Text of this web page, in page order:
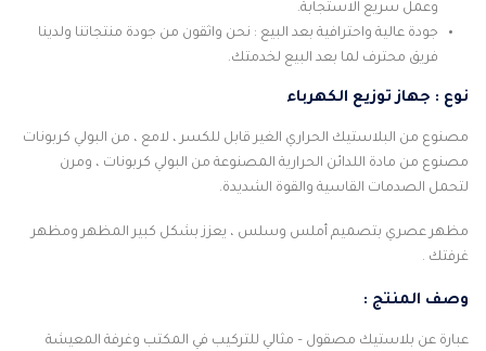
وعمل سريع الاستجابة.
جودة عالية واحترافية بعد البيع : نحن واثقون من جودة منتجاتنا ولدينا
فريق محترف لما بعد البيع لخدمتك.
نوع : جهاز توزيع الكهرباء
مصنوع من البلاستيك الحراري الغير قابل للكسر ، لامع ، من البولي كربونات
مصنوع من مادة اللدائن الحرارية المصنوعة من البولي كربونات ، ومرن
لتحمل الصدمات القاسية والقوة الشديدة.
مظهر عصري بتصميم أملس وسلس ، يعزز بشكل كبير المظهر ومظهر
غرفتك .
وصف المنتج :
عبارة عن بلاستيك مصقول – مثالي للتركيب في المكتب وغرفة المعيشة